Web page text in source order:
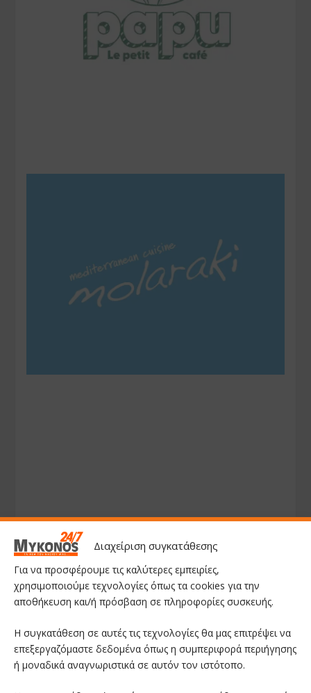
Διαχείριση συγκατάθεσης
Για να προσφέρουμε τις καλύτερες εμπειρίες,
χρησιμοποιούμε τεχνολογίες όπως τα cookies για την
αποθήκευση και/ή πρόσβαση σε πληροφορίες συσκευής.
Η συγκατάθεση σε αυτές τις τεχνολογίες θα μας επιτρέψει να
επεξεργαζόμαστε δεδομένα όπως η συμπεριφορά περιήγησης
ή μοναδικά αναγνωριστικά σε αυτόν τον ιστότοπο.